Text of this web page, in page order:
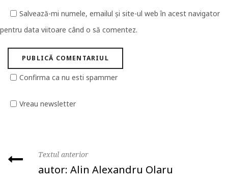
Salvează-mi numele, emailul și site-ul web în acest navigator
pentru data viitoare când o să comentez.
Confirma ca nu esti spammer
Vreau newsletter
Textul anterior
autor: Alin Alexandru Olaru